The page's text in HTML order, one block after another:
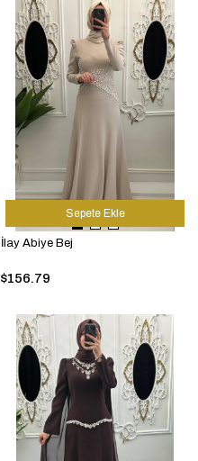
İlay Abiye Bej
$156.79
Sepete Ekle